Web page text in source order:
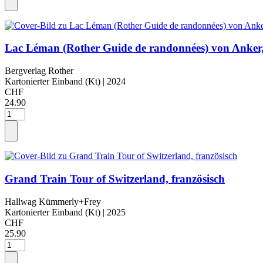
Lac Léman (Rother Guide de randonnées) von
Bergverlag Rother
Kartonierter Einband (Kt) | 2024
CHF
24.90
Grand Train Tour of Switzerland, französisch
Hallwag Kümmerly+Frey
Kartonierter Einband (Kt) | 2025
CHF
25.90